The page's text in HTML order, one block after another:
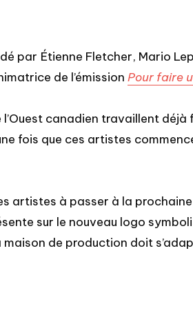
par Étienne Fletcher, Mario
de l’émission Pour faire
canadien travaillent
fois que ces artistes
artistes à passer à la
sur le nouveau logo
de production doit